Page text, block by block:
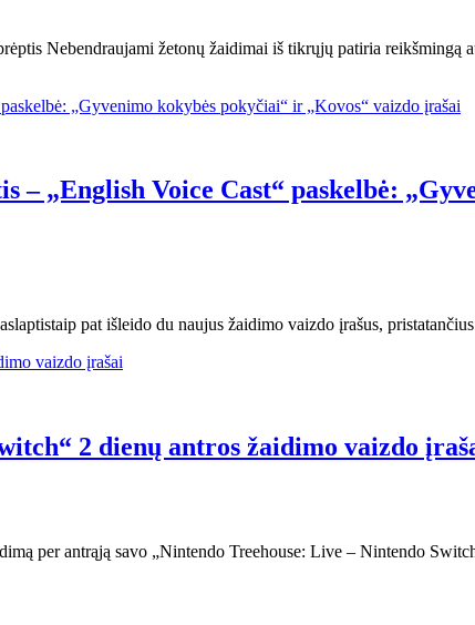
Nebendraujami žetonų žaidimai iš tikrųjų patiria
– „English Voice Cast“ paskelbė:
pat išleido du naujus žaidimo vaizdo įrašus,
2 dienų antros žaidimo vaizdo
per antrąją savo „Nintendo Treehouse: Live – Nintendo